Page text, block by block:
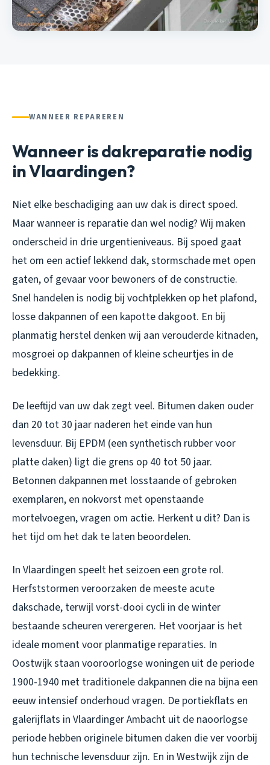
WANNEER REPAREREN
Wanneer is dakreparatie nodig
in Vlaardingen?
Niet elke beschadiging aan uw dak is direct spoed.
Maar wanneer is reparatie dan wel nodig? Wij maken
onderscheid in drie urgentieniveaus. Bij spoed gaat
het om een actief lekkend dak, stormschade met open
gaten, of gevaar voor bewoners of de constructie.
Snel handelen is nodig bij vochtplekken op het plafond,
losse dakpannen of een kapotte dakgoot. En bij
planmatig herstel denken wij aan verouderde kitnaden,
mosgroei op dakpannen of kleine scheurtjes in de
bedekking.
De leeftijd van uw dak zegt veel. Bitumen daken ouder
dan 20 tot 30 jaar naderen het einde van hun
levensduur. Bij EPDM (een synthetisch rubber voor
platte daken) ligt die grens op 40 tot 50 jaar.
Betonnen dakpannen met losstaande of gebroken
exemplaren, en nokvorst met openstaande
mortelvoegen, vragen om actie. Herkent u dit? Dan is
het tijd om het dak te laten beoordelen.
In Vlaardingen speelt het seizoen een grote rol.
Herfststormen veroorzaken de meeste acute
dakschade, terwijl vorst-dooi cycli in de winter
bestaande scheuren verergeren. Het voorjaar is het
ideale moment voor planmatige reparaties. In
Oostwijk staan vooroorlogse woningen uit de periode
1900-1940 met traditionele dakpannen die na bijna een
eeuw intensief onderhoud vragen. De portiekflats en
galerijflats in Vlaardinger Ambacht uit de naoorlogse
periode hebben originele bitumen daken die ver voorbij
hun technische levensduur zijn. En in Westwijk zijn de